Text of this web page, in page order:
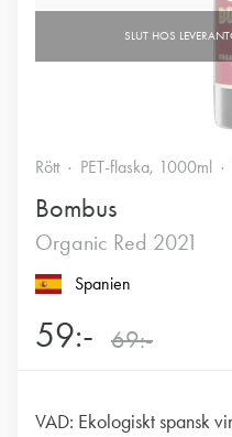
Rött PET-flaska, 1000ml
Bombus
Organic Red 2021
Spanien
59:- 69:-
VAD: Ekologiskt spansk